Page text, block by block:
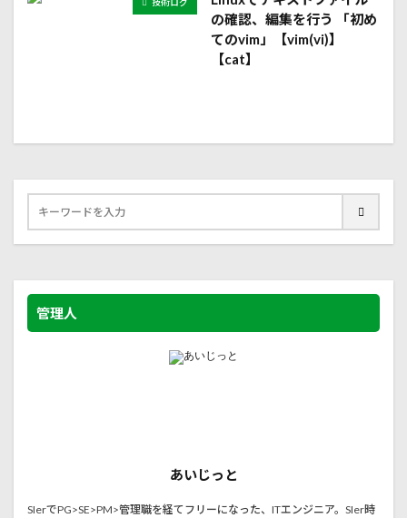
の確認、編集を行う 「初め
てのvim」【vim(vi)】
【cat】
管理人
あいじっと
SIerでPG>SE>PM>管理職を経てフリーになった、ITエンジニア。SIer時